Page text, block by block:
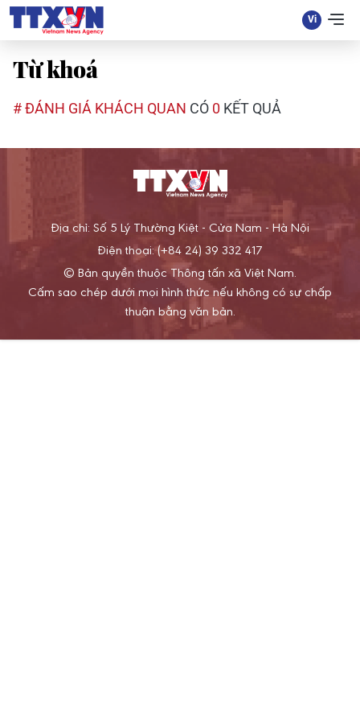
Từ khoá
# ĐÁNH GIÁ KHÁCH QUAN CÓ 0 KẾT QUẢ
Địa chỉ: Số 5 Lý Thường Kiệt - Cửa Nam - Hà Nội
Điện thoại: (+84 24) 39 332 417
© Bản quyền thuộc Thông tấn xã Việt Nam.
Cấm sao chép dưới mọi hình thức nếu không có sự chấp
thuận bằng văn bản.